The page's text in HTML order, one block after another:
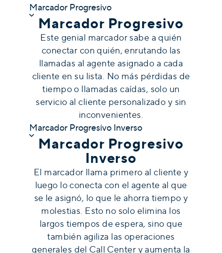
Marcador Progresivo
Marcador Progresivo
Este genial marcador sabe a quién
conectar con quién, enrutando las
llamadas al agente asignado a cada
cliente en su lista. No más pérdidas de
tiempo o llamadas caídas, solo un
servicio al cliente personalizado y sin
inconvenientes.
Marcador Progresivo Inverso
Marcador Progresivo
Inverso
El marcador llama primero al cliente y
luego lo conecta con el agente al que
se le asignó, lo que le ahorra tiempo y
molestias. Esto no solo elimina los
largos tiempos de espera, sino que
también agiliza las operaciones
generales del Call Center y aumenta la